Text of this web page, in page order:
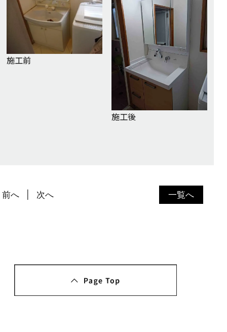
施工前
施工後
一覧へ
前へ 次へ